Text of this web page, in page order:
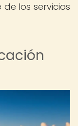
los servicios